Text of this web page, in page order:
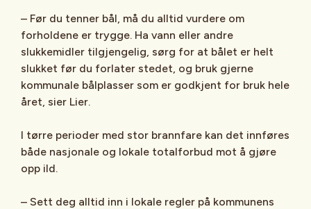
– Før du tenner bål, må du alltid vurdere om
forholdene er trygge. Ha vann eller andre
slukkemidler tilgjengelig, sørg for at bålet er helt
slukket før du forlater stedet, og bruk gjerne
kommunale bålplasser som er godkjent for bruk hele
året, sier Lier.
I tørre perioder med stor brannfare kan det innføres
både nasjonale og lokale totalforbud mot å gjøre
opp ild.
– Sett deg alltid inn i lokale regler på kommunens